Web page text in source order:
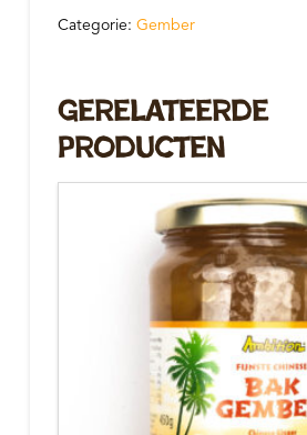
Categorie: Gember
Gerelateerde
Producten